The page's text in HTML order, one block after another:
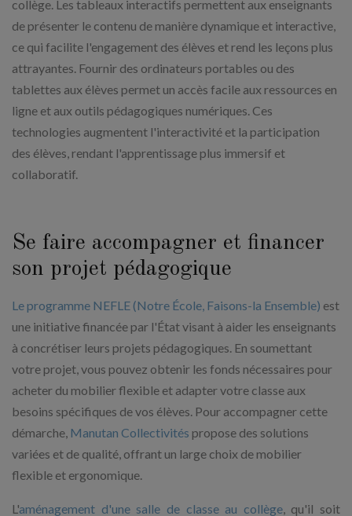
collège. Les tableaux interactifs permettent aux enseignants
de présenter le contenu de manière dynamique et interactive,
ce qui facilite l'engagement des élèves et rend les leçons plus
attrayantes. Fournir des ordinateurs portables ou des
tablettes aux élèves permet un accès facile aux ressources en
ligne et aux outils pédagogiques numériques. Ces
technologies augmentent l'interactivité et la participation
des élèves, rendant l'apprentissage plus immersif et
collaboratif.
Se faire accompagner et financer
son projet pédagogique
Le programme NEFLE (Notre École, Faisons-la Ensemble) est
une initiative financée par l'État visant à aider les enseignants
à concrétiser leurs projets pédagogiques. En soumettant
votre projet, vous pouvez obtenir les fonds nécessaires pour
acheter du mobilier flexible et adapter votre classe aux
besoins spécifiques de vos élèves. Pour accompagner cette
démarche, Manutan Collectivités propose des solutions
variées et de qualité, offrant un large choix de mobilier
flexible et ergonomique.
L'aménagement d'une salle de classe au collège, qu'il soit